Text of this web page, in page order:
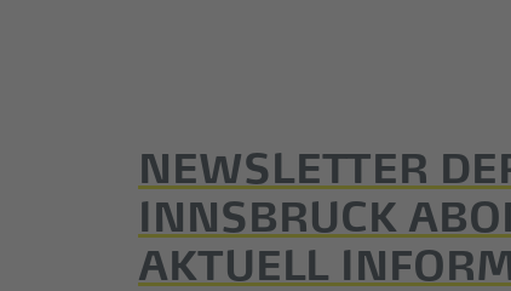
NEWSLETTER
INNSBRUCK
AKTUELL